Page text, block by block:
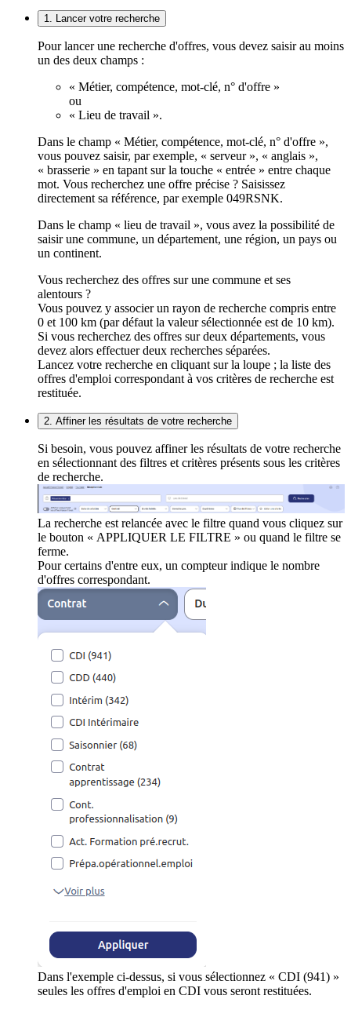
1. Lancer votre recherche
Pour lancer une recherche d'offres, vous devez saisir au moins
un des deux champs :
« Métier, compétence, mot-clé, n° d'offre »
ou
« Lieu de travail ».
Dans le champ « Métier, compétence, mot-clé, n° d'offre »,
vous pouvez saisir, par exemple, « serveur », « anglais »,
« brasserie » en tapant sur la touche « entrée » entre chaque
mot. Vous recherchez une offre précise ? Saisissez
directement sa référence, par exemple 049RSNK.
Dans le champ « lieu de travail », vous avez la possibilité de
saisir une commune, un département, une région, un pays ou
un continent.
Vous recherchez des offres sur une commune et ses
alentours ?
Vous pouvez y associer un rayon de recherche compris entre
0 et 100 km (par défaut la valeur sélectionnée est de 10 km).
Si vous recherchez des offres sur deux départements, vous
devez alors effectuer deux recherches séparées.
Lancez votre recherche en cliquant sur la loupe ; la liste des
offres d'emploi correspondant à vos critères de recherche est
restituée.
2. Affiner les résultats de votre recherche
Si besoin, vous pouvez affiner les résultats de votre recherche
en sélectionnant des filtres et critères présents sous les critères
de recherche.
La recherche est relancée avec le filtre quand vous cliquez sur
le bouton « APPLIQUER LE FILTRE » ou quand le filtre se
ferme.
Pour certains d'entre eux, un compteur indique le nombre
d'offres correspondant.
Dans l'exemple ci-dessus, si vous sélectionnez « CDI (941) »
seules les offres d'emploi en CDI vous seront restituées.